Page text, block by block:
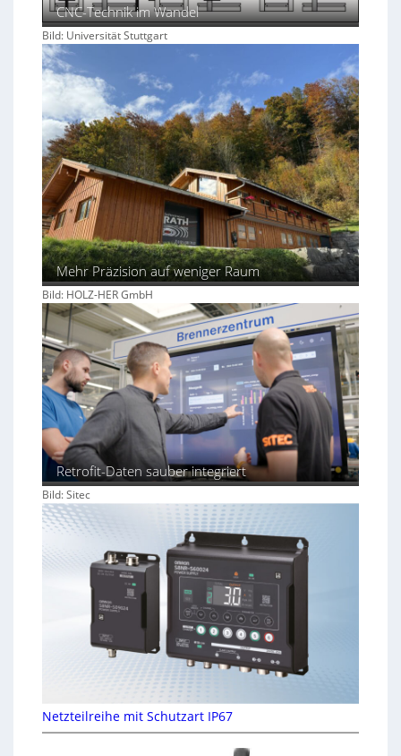
CNC-Technik im Wandel
Bild: Universität Stuttgart
Mehr Präzision auf weniger Raum
Bild: HOLZ-HER GmbH
Retrofit-Daten sauber integriert
Bild: Sitec
Netzteilreihe mit Schutzart IP67